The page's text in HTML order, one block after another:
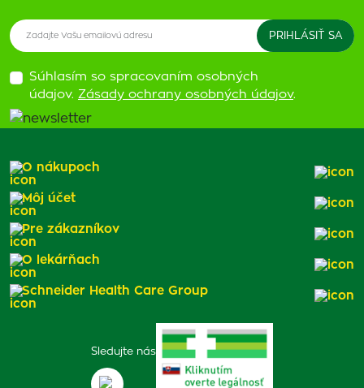
Súhlasím so spracovaním osobných
údajov. Zásady ochrany osobných údajov.
Sledujte nás
O nákupoch
Môj účet
Pre zákazníkov
O lekárňach
Schneider Health Care Group